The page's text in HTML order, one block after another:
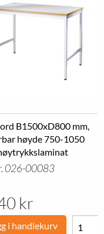
B1500xD800 mm,
høyde 750-1050
026-00083
kr
i handlekurv